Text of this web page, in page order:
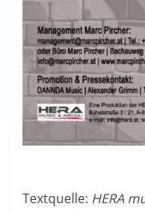
Textquelle: HERA